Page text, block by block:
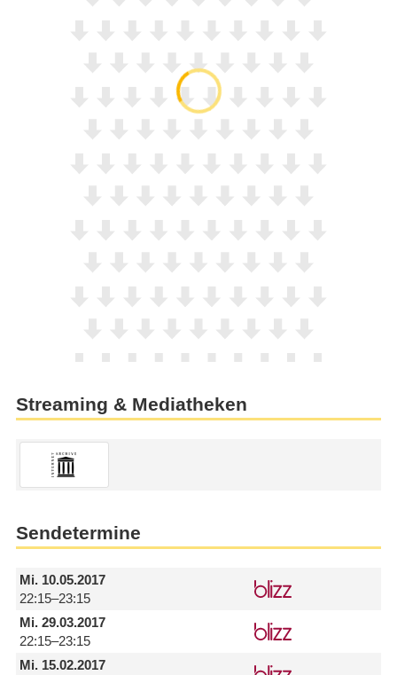
Streaming & Mediatheken
Sendetermine
Mi.10.05.2017
22:15–23:15
Mi.29.03.2017
22:15–23:15
Mi.15.02.2017